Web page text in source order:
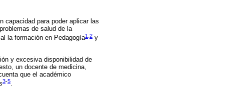
capacidad para poder aplicar las
de salud de la
la formación en Pedagogía1 ,2 y
y excesiva disponibilidad de
un docente de medicina,
que el académico
3-5.